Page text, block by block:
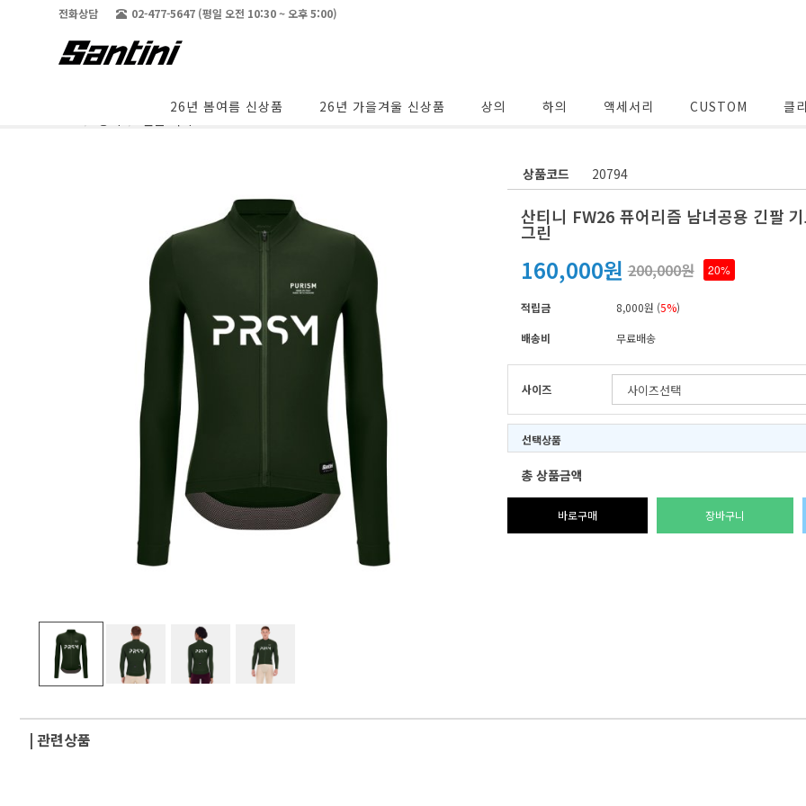
전화상담 02-477-5647 (평일 오전 10:30 ~ 오후 5:00)
26년 봄여름 신상품 26년 가을겨울 신상품 상의 하의 액세서리 CUSTOM 클
상품코드 20794
산티니 FW26 퓨어리즘 남녀공용 긴팔
그린
160,000원 200,000원 20%
적립금 8,000원 (5%)
배송비
무료배송
사이즈
선택상품
총 상품금액
바로구매 장바구니
| 관련상품